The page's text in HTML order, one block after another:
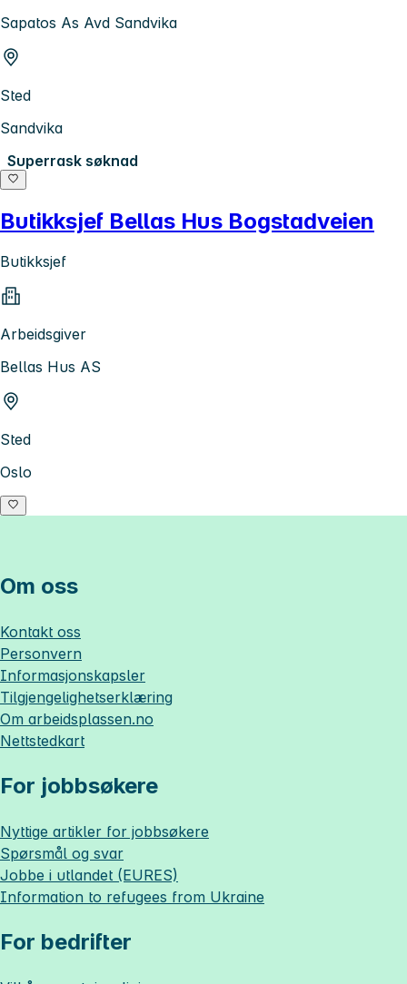
Sapatos As Avd Sandvika
Sted
Sandvika
Superrask søknad
Butikksjef Bellas Hus Bogstadveien
Butikksjef
Arbeidsgiver
Bellas Hus AS
Sted
Oslo
Om oss
Kontakt oss
Personvern
Informasjonskapsler
Tilgjengelighetserklæring
Om arbeidsplassen.no
Nettstedkart
For jobbsøkere
Nyttige artikler for jobbsøkere
Spørsmål og svar
Jobbe i utlandet (EURES)
Information to refugees from Ukraine
For bedrifter